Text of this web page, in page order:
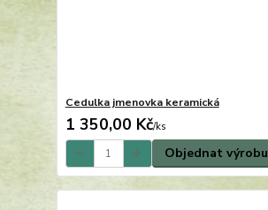
Cedulka jmenovka keramická
1 350,00 Kč/ks
Objednat výrobu